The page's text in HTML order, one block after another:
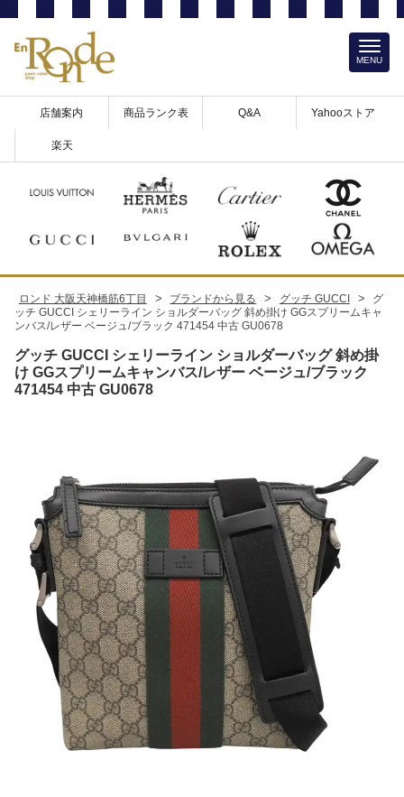
店舗案内 商品ランク表 Q&A Yahooストア
楽天
MENU
ロンド 大阪天神橋筋6丁目 > ブランドから見る > グッチ GUCCI >
グ
ッチ GUCCI シェリーライン ショルダーバッグ 斜め掛け GGスプリームキャ
ンバス/レザー ベージュ/ブラック 471454 中古 GU0678
グッチ GUCCI シェリーライン ショルダーバッグ 斜め掛
け GGスプリームキャンバス/レザー ベージュ/ブラック
471454 中古 GU0678